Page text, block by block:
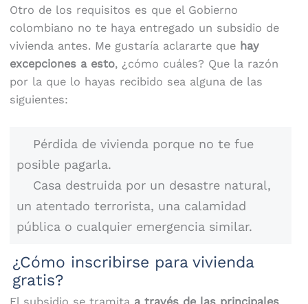
Otro de los requisitos es que el Gobierno
colombiano no te haya entregado un subsidio de
vivienda antes. Me gustaría aclararte que hay
excepciones a esto, ¿cómo cuáles? Que la razón
por la que lo hayas recibido sea alguna de las
siguientes:
Pérdida de vivienda porque no te fue
posible pagarla.
Casa destruida por un desastre natural,
un atentado terrorista, una calamidad
pública o cualquier emergencia similar.
¿Cómo inscribirse para vivienda
gratis?